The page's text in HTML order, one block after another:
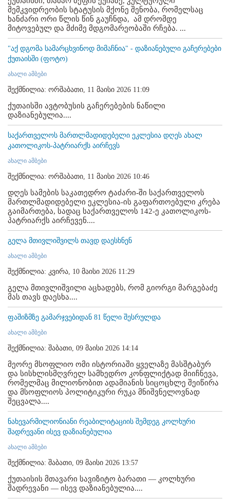
მემკვიდრეობის სტატუსის მქონე შენობა, რომელსაც
ხანძარი ორი წლის წინ გაუჩნდა, ამ დრომდე
მიტოვებულ და მძიმე მდგომარეობაში რჩება. ...
"აქ დგომა სამარცხვინოდ მიმაჩნია" - დაზიანებული გაჩერებები
ქუთაისში (ფოტო)
ახალი ამბები
შექმნილია: ორშაბათი, 11 მაისი 2026 11:09
ქუთაისში ავტობუსის გაჩერებების ნაწილი
დაზიანებულია....
საქართველოს მართლმადიდებელი ეკლესია დღეს ახალ
კათოლიკოს-პატრიარქს აირჩევს
ახალი ამბები
შექმნილია: ორშაბათი, 11 მაისი 2026 10:46
დღეს სამების საკათედრო ტაძარი-ში საქართველოს
მართლმადიდებელი ეკლესია-ის გაფართოებული კრება
გაიმართება, სადაც საქართველოს 142-ე კათოლიკოს-
პატრიარქს აირჩევენ....
გელა მთივლიშვილს თავდ დაესხნენ
ახალი ამბები
შექმნილია: კვირა, 10 მაისი 2026 11:29
გელა მთივლიშვილი აცხადებს, რომ გიორგი მარგებაძე
მას თავს დაესხა....
ფაშიზმზე გამარჯვებიდან 81 წელი შესრულდა
ახალი ამბები
შექმნილია: შაბათი, 09 მაისი 2026 14:14
მეორე მსოფლიო ომი ისტორიაში ყველაზე მასშტაბურ
და სისხლისმღვრელ სამხედრო კონფლიქტად მიიჩნევა,
რომელმაც მილიონობით ადამიანის სიცოცხლე შეიწირა
და მსოფლიოს პოლიტიკური რუკა მნიშვნელოვნად
შეცვალა....
ნახევარმილიონიანი რეაბილიტაციის შემდეგ კოლხური
შადრევანი ისევ დაზიანებულია
ახალი ამბები
შექმნილია: შაბათი, 09 მაისი 2026 13:57
ქუთაისის მთავარი სავიზიტო ბარათი — კოლხური
შადრევანი — ისევ დაზიანებულია....